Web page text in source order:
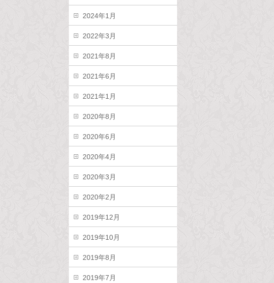
2024年1月
2022年3月
2021年8月
2021年6月
2021年1月
2020年8月
2020年6月
2020年4月
2020年3月
2020年2月
2019年12月
2019年10月
2019年8月
2019年7月